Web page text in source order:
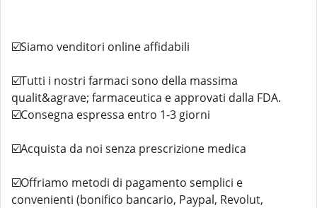
☑️Siamo venditori online affidabili
☑️Tutti i nostri farmaci sono della massima
qualit&agrave; farmaceutica e approvati dalla FDA.
☑️Consegna espressa entro 1-3 giorni
☑️Acquista da noi senza prescrizione medica
☑️Offriamo metodi di pagamento semplici e
convenienti (bonifico bancario, Paypal, Revolut,